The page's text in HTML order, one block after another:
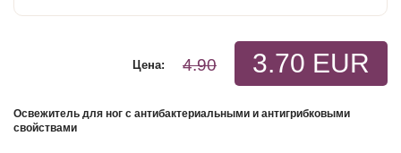
3.70 EUR
4.90
Цена:
Освежитель для ног с антибактериальными и антигрибковыми
свойствами